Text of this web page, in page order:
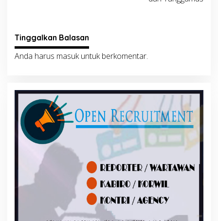
Tinggalkan Balasan
Anda harus masukuntuk berkomentar.